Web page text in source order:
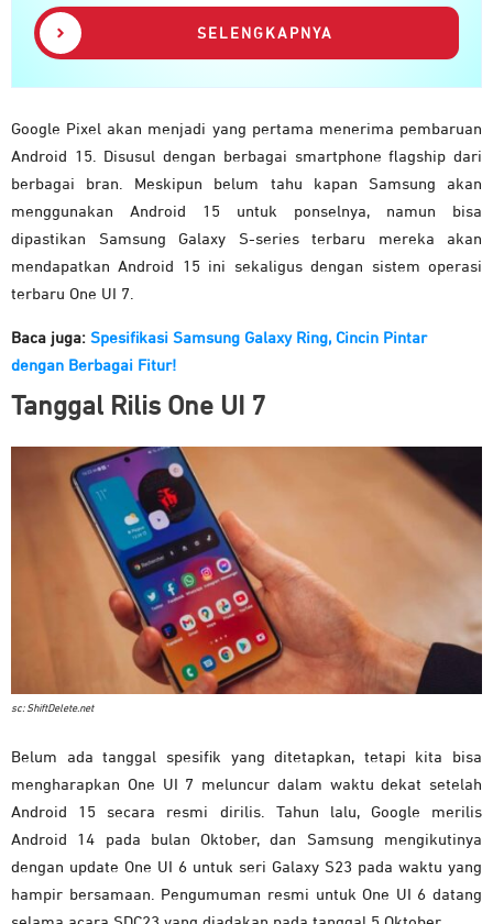
SELENGKAPNYA
Google Pixel akan menjadi yang pertama menerima pembaruan
Android 15. Disusul dengan berbagai smartphone flagship dari
berbagai bran. Meskipun belum tahu kapan Samsung akan
menggunakan Android 15 untuk ponselnya, namun bisa
dipastikan Samsung Galaxy S-series terbaru mereka akan
mendapatkan Android 15 ini sekaligus dengan sistem operasi
terbaru One UI 7.
Baca juga: Spesifikasi Samsung Galaxy Ring, Cincin Pintar
dengan Berbagai Fitur!
Tanggal Rilis One UI 7
sc: ShiftDelete.net
Belum ada tanggal spesifik yang ditetapkan, tetapi kita bisa
mengharapkan One UI 7 meluncur dalam waktu dekat setelah
Android 15 secara resmi dirilis. Tahun lalu, Google merilis
Android 14 pada bulan Oktober, dan Samsung mengikutinya
dengan update One UI 6 untuk seri Galaxy S23 pada waktu yang
hampir bersamaan. Pengumuman resmi untuk One UI 6 datang